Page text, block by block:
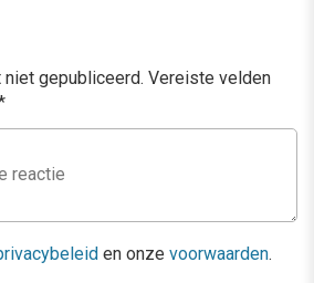
gepubliceerd. Vereiste velden
en onze voorwaarden.